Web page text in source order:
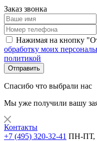
Заказ звонка
Нажимая на кнопку
обработку моих
политикой
Отправить
Спасибо что выбрали нас
Мы уже получили вашу
Контакты
+7 (495) 320-32-41 ПН-ПТ,